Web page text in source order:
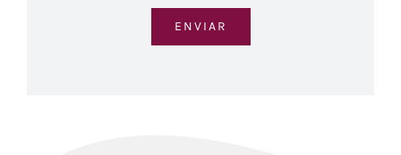
ENVIAR